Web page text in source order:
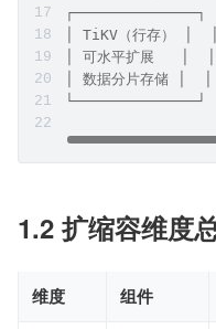
│ TiKV（行存） │
│ 可水平扩展   │
│ 数据分片存储 │
1.2 扩缩容维度
维度 组件